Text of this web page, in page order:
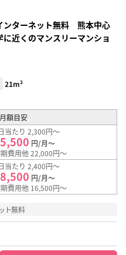
ンターネット無料 熊本中心
近くのマンスリーマンショ
21m²
月額目安
当たり 2,300円～
円/月～
費用他 22,000円～
当たり 2,400円～
円/月～
費用他 16,500円～
ト無料